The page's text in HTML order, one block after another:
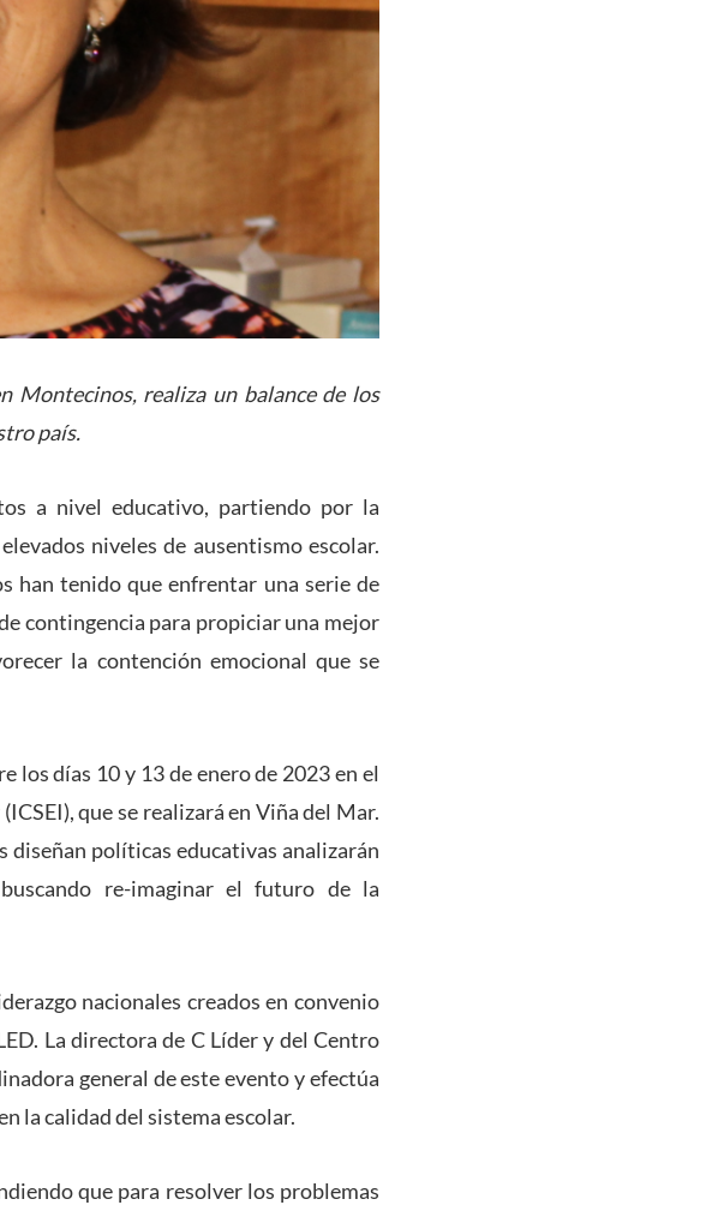
Montecinos, realiza un balance de los
país.
a nivel educativo, partiendo por la
niveles de ausentismo escolar.
han tenido que enfrentar una serie de
contingencia para propiciar una mejor
la contención emocional que se
los días 10 y 13 de enero de 2023 en el
que se realizará en Viña del Mar.
diseñan políticas educativas analizarán
re-imaginar el futuro de la
nacionales creados en convenio
La directora de C Líder y del Centro
general de este evento y efectúa
la calidad del sistema escolar.
que para resolver los problemas